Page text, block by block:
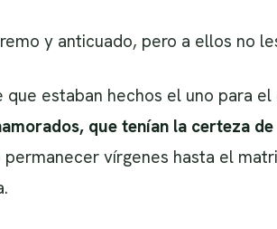
y anticuado, pero a ellos no
estaban hechos el uno para
que tenían la certeza
vírgenes hasta el